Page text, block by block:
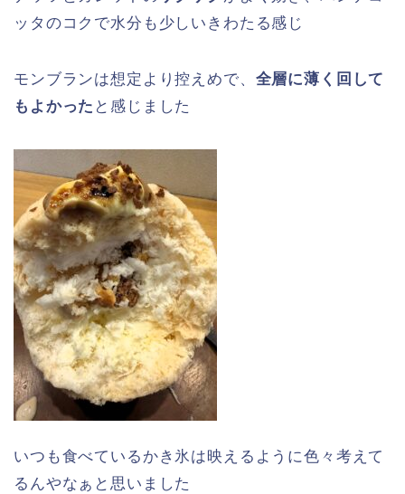
ッタのコクで水分も少しいきわたる感じ
モンブランは想定より控えめで、 全層に薄く回して
もよかった と感じました
いつも食べているかき氷は映えるように色々考えて
るんやなぁと思いました